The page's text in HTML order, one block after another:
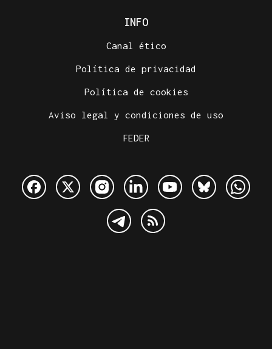
INFO
Canal ético
Política de privacidad
Política de cookies
Aviso legal y condiciones de uso
FEDER